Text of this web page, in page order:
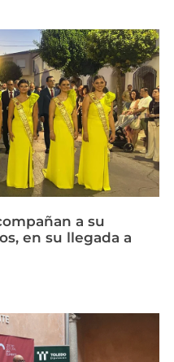
a su
en su llegada a